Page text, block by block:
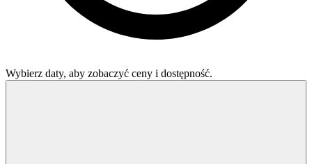
Wybierz daty, aby zobaczyć ceny i dostępność.